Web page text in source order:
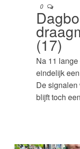
0
(17)
Na 11
eindelijk
De signalen
blijft toch